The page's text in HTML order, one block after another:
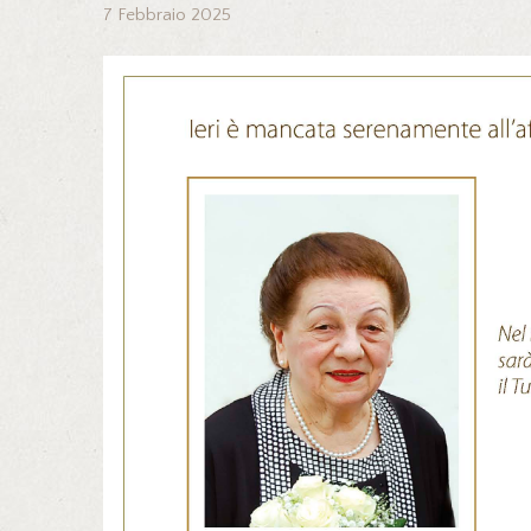
7 Febbraio 2025